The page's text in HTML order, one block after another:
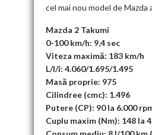
cel mai nou model de
Mazda 2 Takumi
0-100 km/h: 9,4 sec
Viteza maximă: 183 km/h
L/l/î: 4.060/1.695/1.495
Masă proprie: 975
Cilindree (cmc): 1.496
Putere (CP): 90 la 6.000
Cuplu maxim (Nm): 148 la